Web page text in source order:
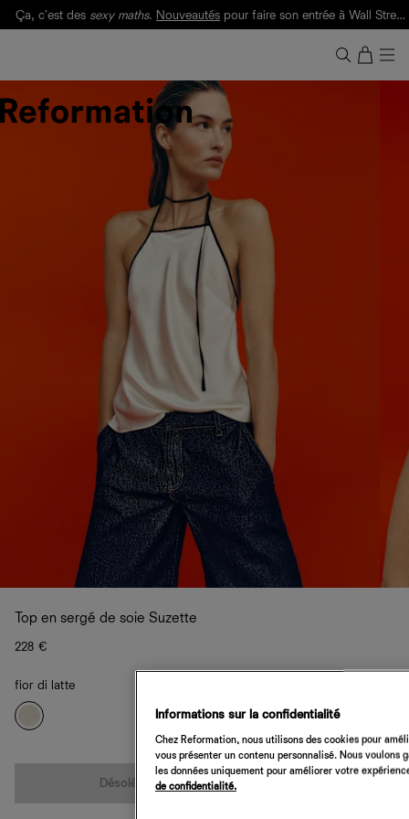
Ça, c'est des sexy maths. Nouveautés pour faire son entrée à Wall Street.
Top en sergé de soie Suzette
228 €
fior di latte
Désolé, cet article n’est pas disponible
Informations sur la confidentialité
Chez Reformation, nous utilisons des cookies pour
vous présenter un contenu personnalisé. Nous
les données uniquement pour améliorer votre
de confidentialité.